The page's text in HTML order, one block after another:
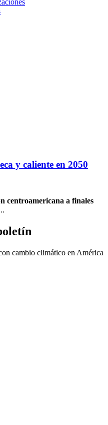
y caliente en 2050
centroamericana a finales
cambio climático en América